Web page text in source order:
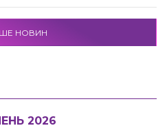
НОВИН
2026